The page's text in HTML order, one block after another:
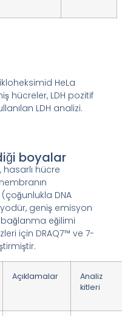
HeLa
hücreler, LDH pozitif
LDH analizi.
boyalar
hasarlı hücre
DNA
geniş emisyon
eğilimi
için DRAQ7™ ve 7-
Açıklamalar
Analiz
kitleri